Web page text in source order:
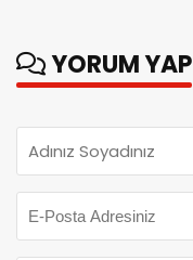
YORUM YAP